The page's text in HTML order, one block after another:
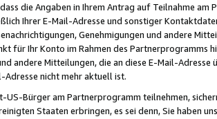
die Angaben in Ihrem Antrag auf Teilnahme
Ihrer E-Mail-Adresse und sonstiger
Genehmigungen und andere
für Ihr Konto im Rahmen des Partnerprogramms
andere Mitteilungen, die an diese E-Mail-
nicht mehr aktuell ist.
US-Bürger am Partnerprogramm teilnehmen,
Staaten erbringen, es sei denn, Sie haben